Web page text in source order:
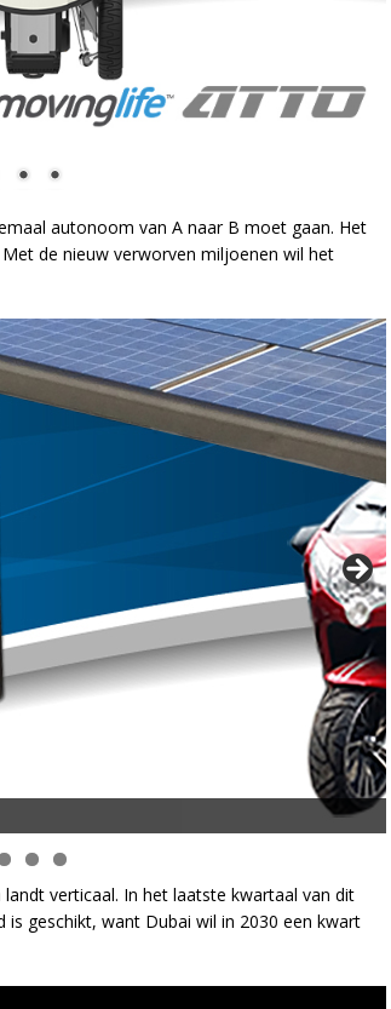
autonoom van A naar B moet gaan. Het
de nieuw verworven miljoenen wil het
50 km Actieradius
verticaal. In het laatste kwartaal van dit
is geschikt, want Dubai wil in 2030 een kwart